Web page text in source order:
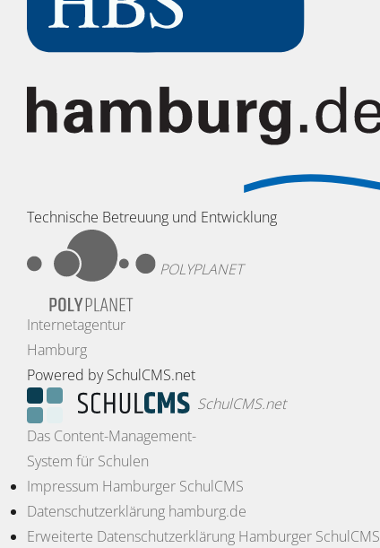
Technische Betreuung und Entwicklung
POLYPLANET
Internetagentur
Hamburg
Powered by SchulCMS.net
SchulCMS.net
Das Content-Management-
System für Schulen
Impressum Hamburger SchulCMS
Datenschutzerklärung hamburg.de
Erweiterte Datenschutzerklärung Hamburger SchulCMS